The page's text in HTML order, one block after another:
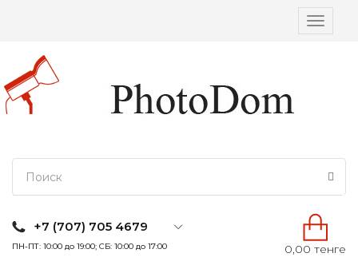
Вкл/
+7 (707) 705 4679
ПН-ПТ: 10:00 до 19:00; СБ: 10:00 до 17:00 0,00 тенге